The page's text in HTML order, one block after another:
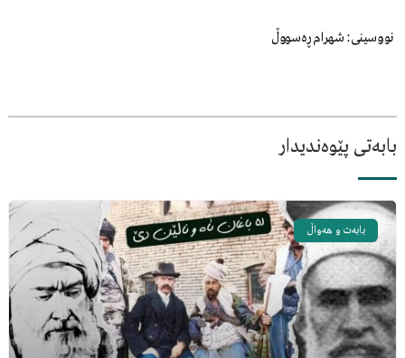
نووسینی: شهرام ڕەسووڵ
بابەتی پێوەندیدار
بابەت و هەواڵ